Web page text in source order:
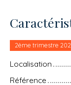
2ème trimestre
Localisation
Référence